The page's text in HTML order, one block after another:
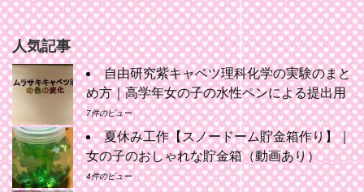
人気記事
自由研究紫キャベツ理科化学の実験のまと
め方｜高学年女の子の水性ペンによる提出用
7件のビュー
夏休み工作【スノードーム貯金箱作り】｜
女の子のおしゃれな貯金箱（動画あり）
4件のビュー